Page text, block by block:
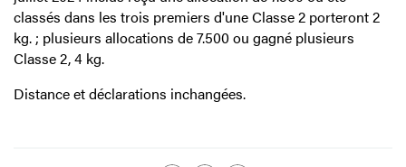
classés dans les trois premiers d'une Classe 2 porteront 2
kg. ; plusieurs allocations de 7.500 ou gagné plusieurs
Classe 2, 4 kg.
Distance et déclarations inchangées.